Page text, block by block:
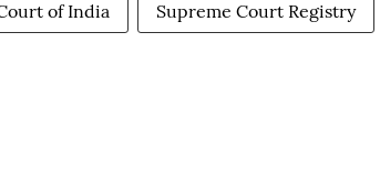
of India Supreme Court Registry